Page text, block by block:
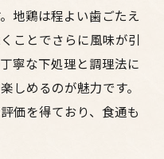
鳥居酒屋の魅力
す秘訣
るための専門店選び
地鶏は程よい歯ごたえ
ことでさらに風味が引
寧な下処理と調理法に
しめるのが魅力です。
価を得ており、食通も